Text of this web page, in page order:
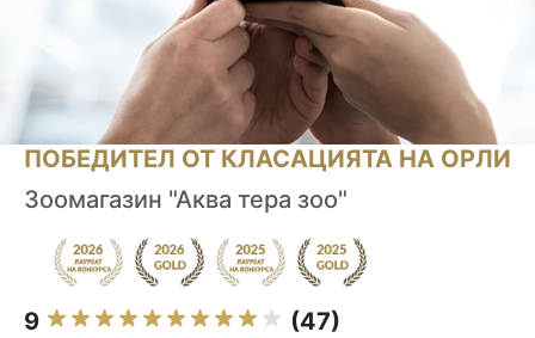
ПОБЕДИТЕЛ ОТ КЛАСАЦИЯТА НА ОРЛИ
Зоомагазин "Аква тера зоо"
9 (47)